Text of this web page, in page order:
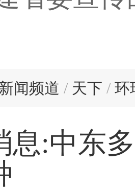
新闻频道 / 天下 / 环
息:中东